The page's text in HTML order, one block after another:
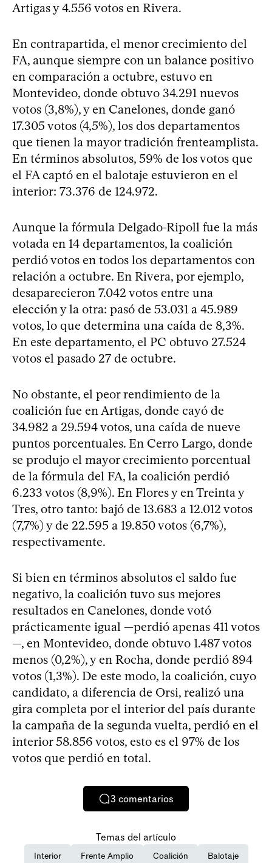
Artigas y 4.556 votos en Rivera.
En contrapartida, el menor crecimiento del
FA, aunque siempre con un balance positivo
en comparación a octubre, estuvo en
Montevideo, donde obtuvo 34.291 nuevos
votos (3,8%), y en Canelones, donde ganó
17.305 votos (4,5%), los dos departamentos
que tienen la mayor tradición frenteamplista.
En términos absolutos, 59% de los votos que
el FA captó en el balotaje estuvieron en el
interior: 73.376 de 124.972.
Aunque la fórmula Delgado-Ripoll fue la más
votada en 14 departamentos, la coalición
perdió votos en todos los departamentos con
relación a octubre. En Rivera, por ejemplo,
desaparecieron 7.042 votos entre una
elección y la otra: pasó de 53.031 a 45.989
votos, lo que determina una caída de 8,3%.
En este departamento, el PC obtuvo 27.524
votos el pasado 27 de octubre.
No obstante, el peor rendimiento de la
coalición fue en Artigas, donde cayó de
34.982 a 29.594 votos, una caída de nueve
puntos porcentuales. En Cerro Largo, donde
se produjo el mayor crecimiento porcentual
de la fórmula del FA, la coalición perdió
6.233 votos (8,9%). En Flores y en Treinta y
Tres, otro tanto: bajó de 13.683 a 12.012 votos
(7,7%) y de 22.595 a 19.850 votos (6,7%),
respectivamente.
Si bien en términos absolutos el saldo fue
negativo, la coalición tuvo sus mejores
resultados en Canelones, donde votó
prácticamente igual —perdió apenas 411 votos
—, en Montevideo, donde obtuvo 1.487 votos
menos (0,2%), y en Rocha, donde perdió 894
votos (1,3%). De este modo, la coalición, cuyo
candidato, a diferencia de Orsi, realizó una
gira completa por el interior del país durante
la campaña de la segunda vuelta, perdió en el
interior 58.856 votos, esto es el 97% de los
votos que perdió en total.
3 comentarios
Temas del artículo
Interior Frente Amplio Coalición Balotaje